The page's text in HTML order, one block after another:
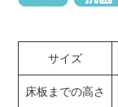
サイズ
床板までの高さ